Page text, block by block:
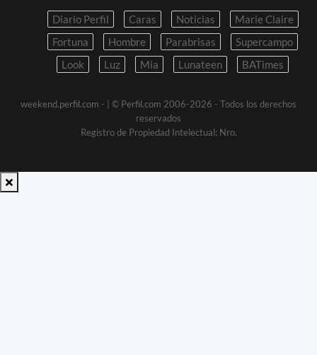
Diario Perfil Caras Noticias
Marie Claire
Fortuna
Hombre Parabrisas
Supercampo
Look
Luz Mia Lunateen BATimes
weekend.perfil.com -
| © Perfil.com 2006-2026 - Todos los derechos
reservados
Registro de Propiedad Intelectual: Nro.